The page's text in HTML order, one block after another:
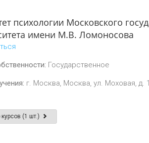
психологии Московского
имени М.В. Ломоносова
Государственное
г. Москва, Москва, ул. Моховая, д.
(1 шт.)